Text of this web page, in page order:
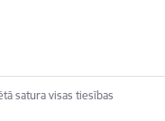
satura visas tiesības